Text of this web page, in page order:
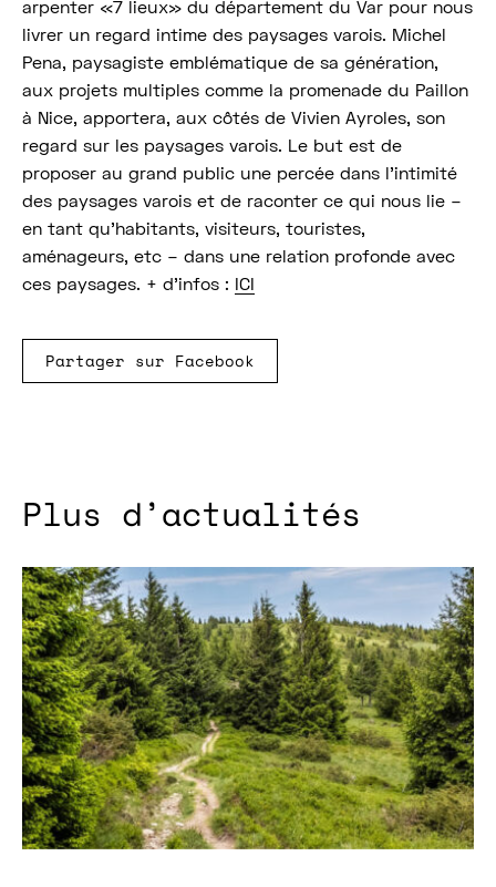
arpenter «7 lieux» du département du Var pour nous
livrer un regard intime des paysages varois. Michel
Pena, paysagiste emblématique de sa génération,
aux projets multiples comme la promenade du Paillon
à Nice, apportera, aux côtés de Vivien Ayroles, son
regard sur les paysages varois. Le but est de
proposer au grand public une percée dans l’intimité
des paysages varois et de raconter ce qui nous lie –
en tant qu’habitants, visiteurs, touristes,
aménageurs, etc – dans une relation profonde avec
ces paysages. + d’infos :
ICI
Partager sur Facebook
Plus d’actualités